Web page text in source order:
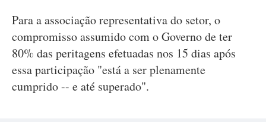
Para a associação representativa do setor, o
compromisso assumido com o Governo de ter
80% das peritagens efetuadas nos 15 dias após
essa participação "está a ser plenamente
cumprido -- e até superado".